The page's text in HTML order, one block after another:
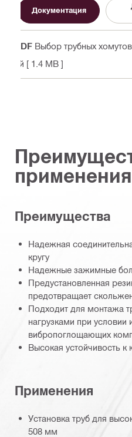
Документация
PDF Выбор трубных
ий [ 1.4 MB ]
применения
Преимущества
Надежная
кругу
Надежные зажимные
Предустановленная
предотвращает
Подходит для монтажа
нагрузками при условии
вибропоглощающих
Высокая устойчивость к
Применения
Установка труб для
508 мм